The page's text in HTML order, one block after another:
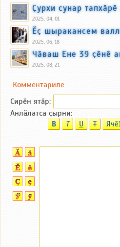
Ҫурхи сунар
2025, 04, 01
Ӗҫ шыракансем
2025, 06, 18
Чӑваш Ене 39 ҫӗнӗ
2025, 08, 21
Комментариле
Сирӗн ятӑp:
Анлӑлатса ҫырни:
B T U T